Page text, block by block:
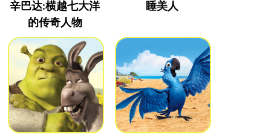
辛巴达:横越七大洋
的传奇人物
睡美人